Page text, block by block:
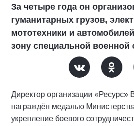
За четыре года он
гуманитарных грузов,
мототехники и
зону специальной военной
Директор организации «Ресурс»
награждён медалью
укрепление боевого